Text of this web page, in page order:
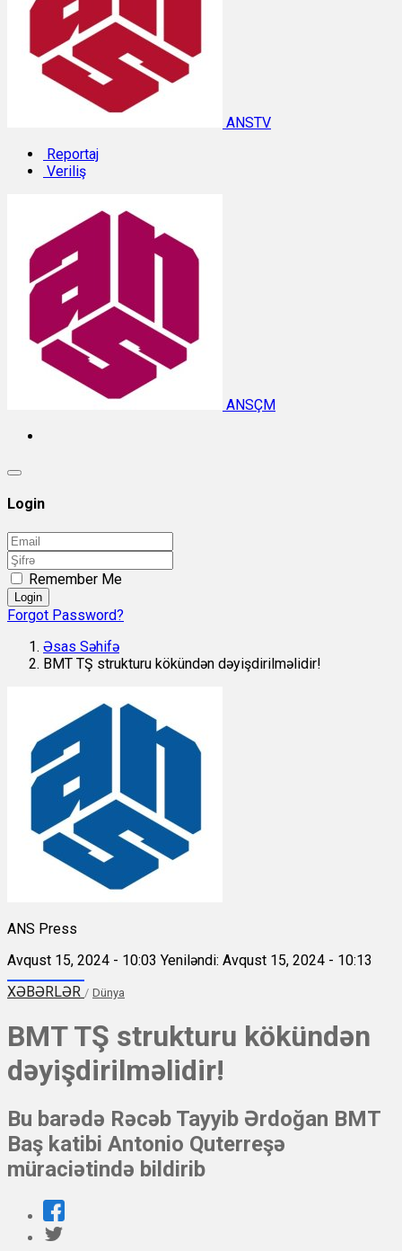
ANSTV
Reportaj
Veriliş
ANSÇM
Login
Remember Me
Login
Forgot Password?
Əsas Səhifə
BMT TŞ strukturu kökündən dəyişdirilməlidir!
ANS Press
Avqust 15, 2024 - 10:03 Yeniləndi: Avqust 15, 2024 - 10:13
XƏBƏRLƏR / Dünya
BMT TŞ strukturu kökündən
dəyişdirilməlidir!
Bu barədə Rəcəb Tayyib Ərdoğan BMT
Baş katibi Antonio Quterreşə
müraciətində bildirib